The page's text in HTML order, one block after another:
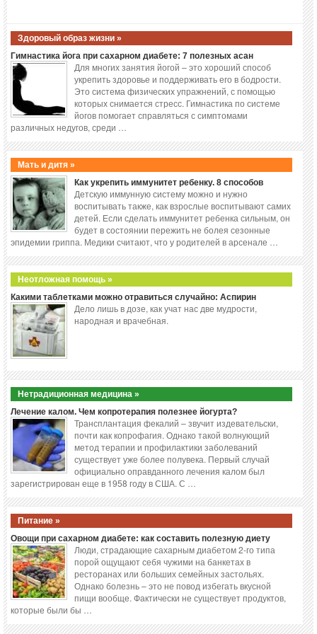
Здоровый образ жизни »
Гимнастика йога при сахарном диабете: 7 полезных асан
Для многих занятия йогой – это хороший способ
укрепить здоровье и поддерживать его в бодрости.
Это система физических упражнений, с помощью
которых снимается стресс. Гимнастика по системе
йогов помогает справляться с симптомами
различных недугов, среди …
Мать и дитя »
Как укрепить иммунитет ребенку. 8 способов
Детскую иммунную систему можно и нужно
воспитывать также, как взрослые воспитывают самих
детей. Если сделать иммунитет ребенка сильным, он
будет в состоянии пережить не болея сезонные
эпидемии гриппа. Медики считают, что у родителей в арсенале …
Неотложная помощь »
Какими таблетками можно отравиться случайно: Аспирин
Дело лишь в дозе, как учат нас две мудрости,
народная и врачебная.
Нетрадиционная медицина »
Лечение калом. Чем копротерапия полезнее йогурта?
Трансплантация фекалий – звучит издевательски,
почти как копрофагия. Однако такой волнующий
метод терапии и профилактики заболеваний
существует уже более полувека. Первый случай
официально оправданного лечения калом был
зарегистрирован еще в 1958 году в США. С …
Питание »
Овощи при сахарном диабете: как составить полезную диету
Люди, страдающие сахарным диабетом 2-го типа
порой ощущают себя чужими на банкетах в
ресторанах или больших семейных застольях.
Однако болезнь – это не повод избегать вкусной
пищи вообще. Фактически не существует продуктов,
которые были бы …